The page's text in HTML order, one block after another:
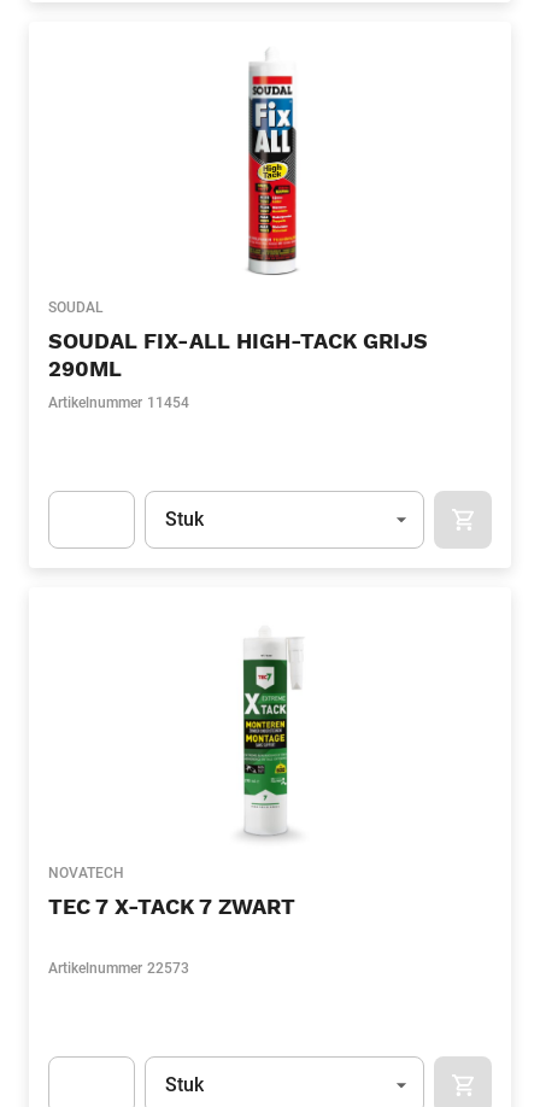
SOUDAL
SOUDAL FIX-ALL HIGH-TACK GRIJS
290ML
Artikelnummer 11454
Eenheid
Stuk
NOVATECH
TEC 7 X-TACK 7 ZWART
Artikelnummer 22573
Eenheid
Stuk